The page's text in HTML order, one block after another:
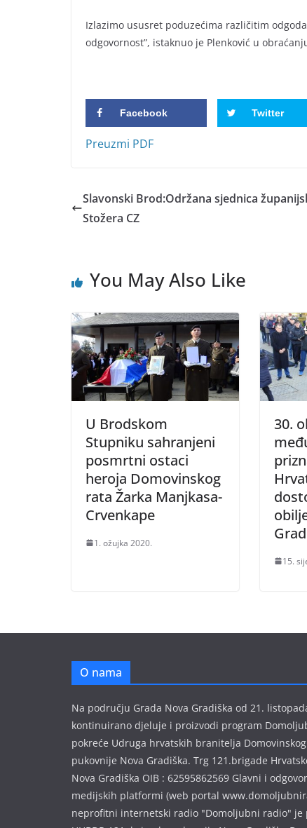
Izlazimo ususret poduzećima različitim
odgovornost”, istaknuo je Plenković u
Facebook Twitter
Preuzmi PDF
Slavonski Brod:Održana sjednica
Stožera CZ
You May Also Like
U Brodskom
Stupniku sahranjeni
posmrtni ostaci
heroja Domovinskog
rata Žarka Manjkasa-
Crvenkape
1. ožujka 2020.
30.
15.
O nama
Na području Grada Nova Gradiška od 21.
kontinuirano djeluje i proizvodi program
pokreće Udruga hrvatskih branitelja
pukovnije Nova Gradiška. Trg 121.brigade
Nova Gradiška OIB : 62595862569 Glavni i
medijskih platformi (web portal
neprofitni internetski radio "Domoljubni radio" je